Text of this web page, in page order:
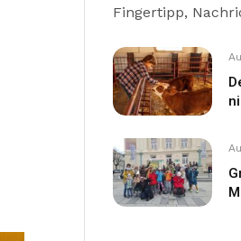
Fingertipp,